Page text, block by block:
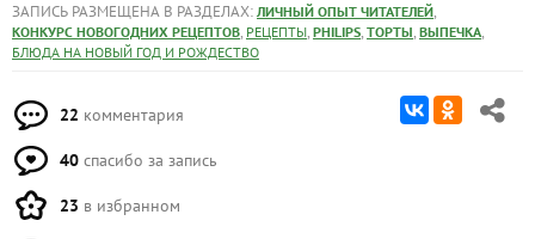
ЗАПИСЬ РАЗМЕЩЕНА В РАЗДЕЛАХ: ЛИЧНЫЙ ОПЫТ ЧИТАТЕЛЕЙ,
КОНКУРС НОВОГОДНИХ РЕЦЕПТОВ, РЕЦЕПТЫ, PHILIPS, ТОРТЫ, ВЫПЕЧКА,
БЛЮДА НА НОВЫЙ ГОД И РОЖДЕСТВО
22 комментария
40 спасибо за запись
23 в избранном